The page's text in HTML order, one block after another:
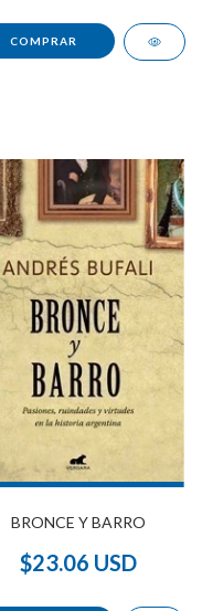
BRONCE Y BARRO
$23.06 USD